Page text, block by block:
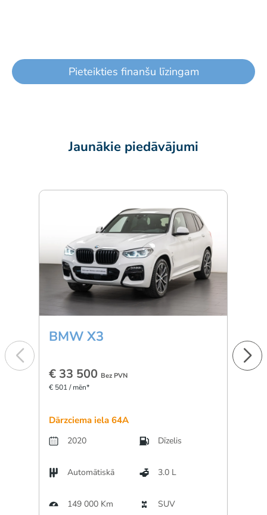
Pieteikties finanšu līzingam
Jaunākie piedāvājumi
BMW X3
€ 33 500 Bez PVN
€ 501 / mēn*
Dārzciema iela 64A
2020 Dīzelis
Automātiskā 3.0 L
149 000 Km SUV
€